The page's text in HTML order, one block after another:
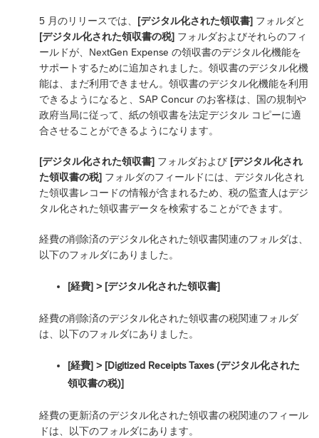
5 月のリリースでは、 [デジタル化された領収書] フォルダと
[デジタル化された領収書の税] フォルダおよびそれらのフィ
ールドが、NextGen Expense の領収書のデジタル化機能を
サポートするために追加されました。領収書のデジタル化機
能は、まだ利用できません。領収書のデジタル化機能を利用
できるようになると、SAP Concur のお客様は、国の規制や
政府当局に従って、紙の領収書を法定デジタル コピーに適
合させることができるようになります。
[デジタル化された領収書] フォルダおよび [デジタル化され
た領収書の税] フォルダのフィールドには、デジタル化され
た領収書レコードの情報が含まれるため、税の監査人はデジ
タル化された領収書データを検索することができます。
経費の削除済のデジタル化された領収書関連のフォルダは、
以下のフォルダにありました。
[経費] > [デジタル化された領収書]
経費の削除済のデジタル化された領収書の税関連フォルダ
は、以下のフォルダにありました。
[経費] > [Digitized Receipts Taxes (デジタル化された
領収書の税)]
経費の更新済のデジタル化された領収書の税関連のフィール
ドは、以下のフォルダにあります。